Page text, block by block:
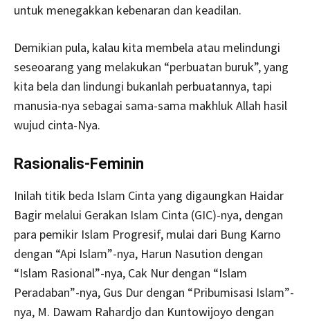
untuk menegakkan kebenaran dan keadilan.
Demikian pula, kalau kita membela atau melindungi
seseoarang yang melakukan “perbuatan buruk”, yang
kita bela dan lindungi bukanlah perbuatannya, tapi
manusia-nya sebagai sama-sama makhluk Allah hasil
wujud cinta-Nya.
Rasionalis-Feminin
Inilah titik beda Islam Cinta yang digaungkan Haidar
Bagir melalui Gerakan Islam Cinta (GIC)-nya, dengan
para pemikir Islam Progresif, mulai dari Bung Karno
dengan “Api Islam”-nya, Harun Nasution dengan
“Islam Rasional”-nya, Cak Nur dengan “Islam
Peradaban”-nya, Gus Dur dengan “Pribumisasi Islam”-
nya, M. Dawam Rahardjo dan Kuntowijoyo dengan